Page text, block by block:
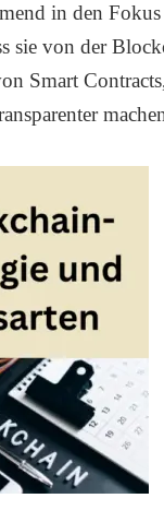
in den
sie von der
Smart